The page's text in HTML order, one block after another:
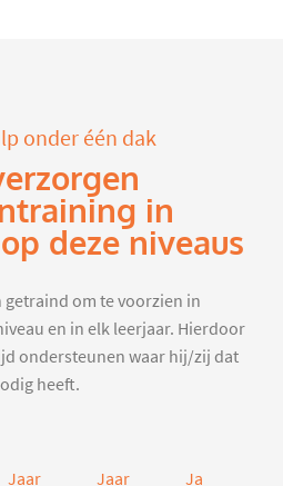
onder één dak
in
deze niveaus
getraind om te voorzien in
en in elk leerjaar. Hierdoor
ondersteunen waar hij/zij dat
heeft.
Jaar
Jaar
Jaar